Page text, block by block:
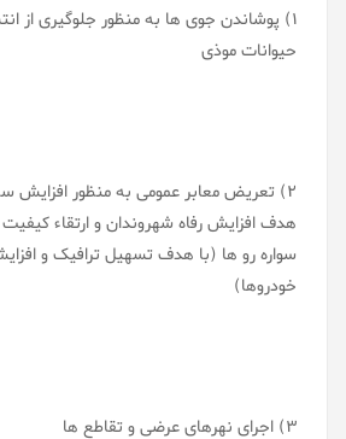
1) پوشاندن جوی ها به منظور جلوگیری از
حیوانات موذی
2) تعریض معابر عمومی به منظور افزایش
هدف افزایش رفاه شهروندان و ارتقاء
سواره رو ها (با هدف تسهیل ترافیک و
خودروها)
3) اجرای نهرهای عرضی و تقاطع ها